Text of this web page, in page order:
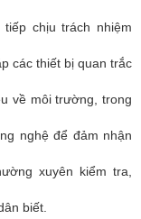
chịu trách nhiệm
các thiết bị quan trắc
về môi trường, trong
nghệ để đảm nhận
xuyên kiểm tra,
biết.